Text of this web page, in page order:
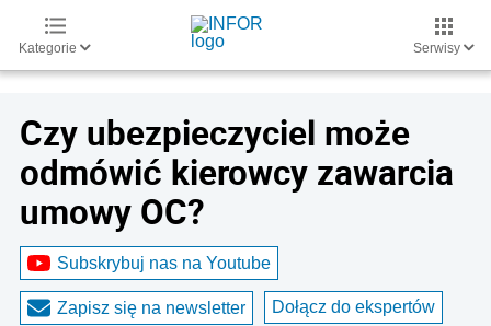
Kategorie Serwisy
Czy ubezpieczyciel może
odmówić kierowcy zawarcia
umowy OC?
Subskrybuj nas na Youtube
Zapisz się na newsletter Dołącz do ekspertów